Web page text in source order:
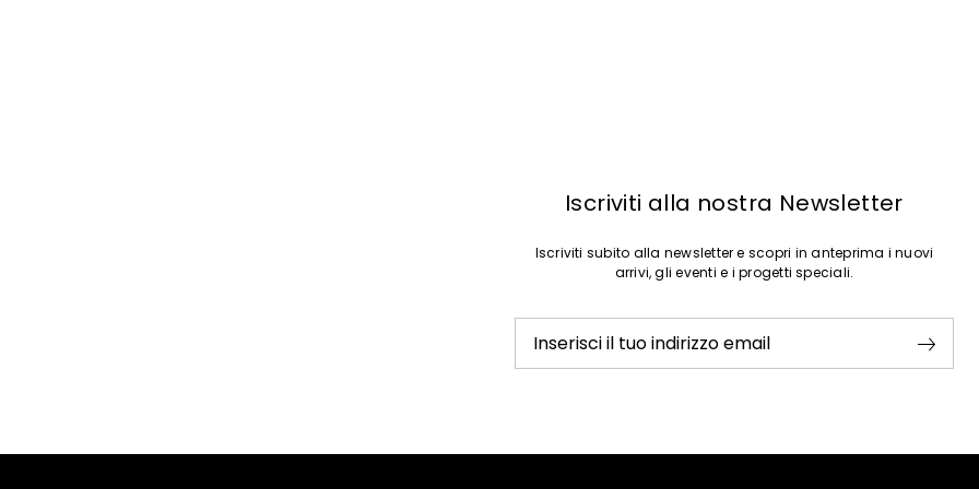
Iscriviti alla nostra Newsletter
Iscriviti subito alla newsletter e scopri in anteprima i nuovi
arrivi, gli eventi e i progetti speciali.
Inserisci il tuo indirizzo email